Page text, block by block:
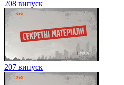
208 випуск
207 випуск